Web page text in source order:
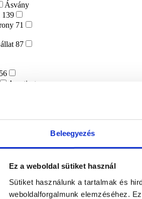
Beleegyezés
Ez a weboldal sütiket használ
Sütiket használunk a tartalmak és
weboldalforgalmunk elemzéséhez.
Ásvány
139
71
87
Ametiszt
kő
21
Gabbro
20
Jáspis
Karneol